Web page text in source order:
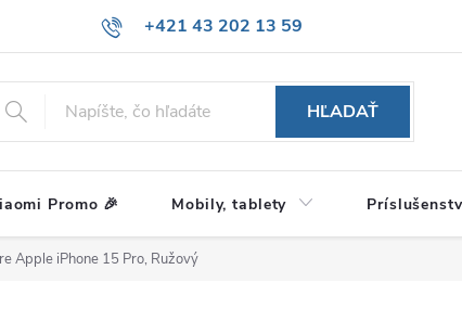
+421 43 202 13 59
HĽADAŤ
Promo 🎉 Mobily, tablety
Apple iPhone 15 Pro, Ružový